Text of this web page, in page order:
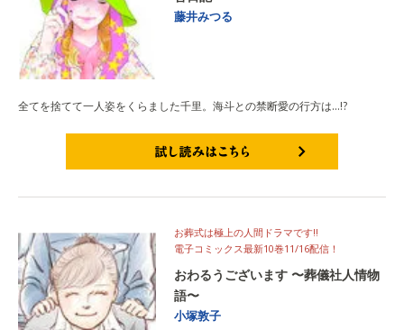
藤井みつる
全てを捨てて一人姿をくらました千里。海斗との禁断愛の行方は…!?
お葬式は極上の人間ドラマです!!
電子コミックス最新10巻11/16配信！
おわるうございます 〜葬儀社人情物
語〜
小塚敦子